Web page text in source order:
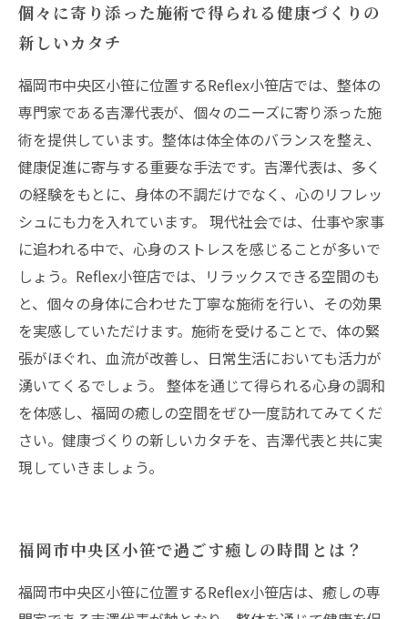
個々に寄り添った施術で得られる健康づくりの
新しいカタチ
福岡市中央区小笹に位置するReflex小笹店では、整体の
専門家である吉澤代表が、個々のニーズに寄り添った施
術を提供しています。整体は体全体のバランスを整え、
健康促進に寄与する重要な手法です。吉澤代表は、多く
の経験をもとに、身体の不調だけでなく、心のリフレッ
シュにも力を入れています。 現代社会では、仕事や家事
に追われる中で、心身のストレスを感じることが多いで
しょう。Reflex小笹店では、リラックスできる空間のも
と、個々の身体に合わせた丁寧な施術を行い、その効果
を実感していただけます。施術を受けることで、体の緊
張がほぐれ、血流が改善し、日常生活においても活力が
湧いてくるでしょう。 整体を通じて得られる心身の調和
を体感し、福岡の癒しの空間をぜひ一度訪れてみてくだ
さい。健康づくりの新しいカタチを、吉澤代表と共に実
現していきましょう。
福岡市中央区小笹で過ごす癒しの時間とは？
福岡市中央区小笹に位置するReflex小笹店は、癒しの専